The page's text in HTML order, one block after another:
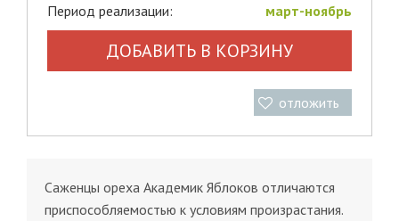
Период реализации: март-ноябрь
ДОБАВИТЬ В КОРЗИНУ
отложить
Саженцы ореха Академик Яблоков отличаются
приспособляемостью к условиям произрастания.